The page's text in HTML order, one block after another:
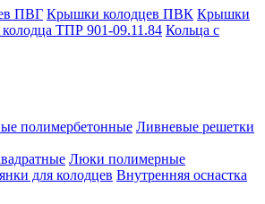
ПВГ Крышки колодцев ПВК Крышки
ТПР 901-09.11.84 Кольца с
полимербетонные Ливневые решетки
Люки полимерные
для колодцев Внутренняя оснастка